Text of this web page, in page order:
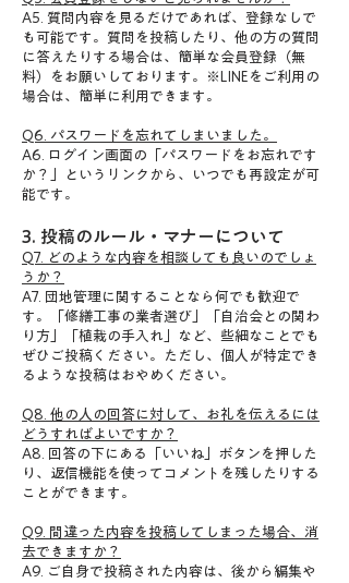
A5. 質問内容を見るだけであれば、登録なしで
も可能です。質問を投稿したり、他の方の質問
に答えたりする場合は、簡単な会員登録（無
料）をお願いしております。※LINEをご利用の
場合は、簡単に利用できます。
Q6. パスワードを忘れてしまいました。
A6. ログイン画面の「パスワードをお忘れです
か？」というリンクから、いつでも再設定が可
能です。
3. 投稿のルール・マナーについて
Q7. どのような内容を相談しても良いのでしょ
うか？
A7. 団地管理に関することなら何でも歓迎で
す。「修繕工事の業者選び」「自治会との関わ
り方」「植栽の手入れ」など、些細なことでも
ぜひご投稿ください。ただし、個人が特定でき
るような投稿はおやめください。
Q8. 他の人の回答に対して、お礼を伝えるには
どうすればよいですか？
A8. 回答の下にある「いいね」ボタンを押した
り、返信機能を使ってコメントを残したりする
ことができます。
Q9. 間違った内容を投稿してしまった場合、消
去できますか？
A9. ご自身で投稿された内容は、後から編集や